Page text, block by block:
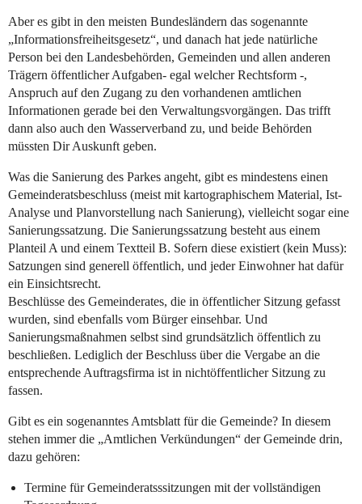
Aber es gibt in den meisten Bundesländern das sogenannte
„Informationsfreiheitsgesetz“, und danach hat jede natürliche
Person bei den Landesbehörden, Gemeinden und allen anderen
Trägern öffentlicher Aufgaben- egal welcher Rechtsform -,
Anspruch auf den Zugang zu den vorhandenen amtlichen
Informationen gerade bei den Verwaltungsvorgängen. Das trifft
dann also auch den Wasserverband zu, und beide Behörden
müssten Dir Auskunft geben.
Was die Sanierung des Parkes angeht, gibt es mindestens einen
Gemeinderatsbeschluss (meist mit kartographischem Material, Ist-
Analyse und Planvorstellung nach Sanierung), vielleicht sogar eine
Sanierungssatzung. Die Sanierungssatzung besteht aus einem
Planteil A und einem Textteil B. Sofern diese existiert (kein Muss):
Satzungen sind generell öffentlich, und jeder Einwohner hat dafür
ein Einsichtsrecht.
Beschlüsse des Gemeinderates, die in öffentlicher Sitzung gefasst
wurden, sind ebenfalls vom Bürger einsehbar. Und
Sanierungsmaßnahmen selbst sind grundsätzlich öffentlich zu
beschließen. Lediglich der Beschluss über die Vergabe an die
entsprechende Auftragsfirma ist in nichtöffentlicher Sitzung zu
fassen.
Gibt es ein sogenanntes Amtsblatt für die Gemeinde? In diesem
stehen immer die „Amtlichen Verkündungen“ der Gemeinde drin,
dazu gehören:
Termine für Gemeinderatsssitzungen mit der vollständigen